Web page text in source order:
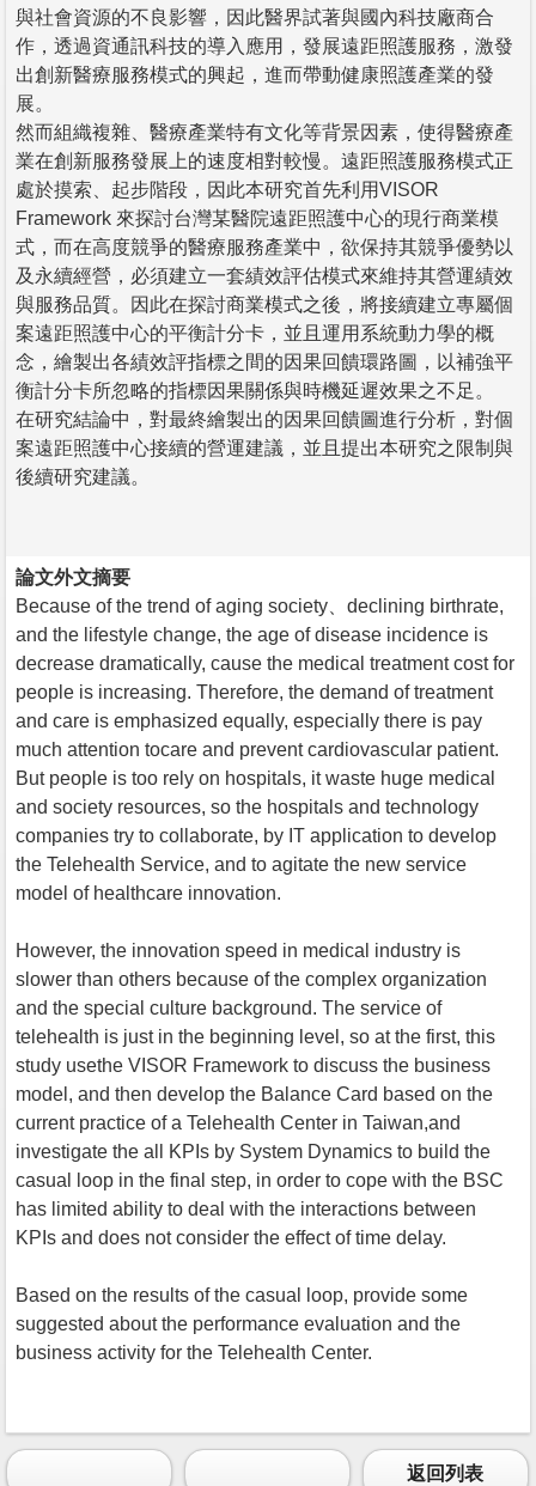
與社會資源的不良影響，因此醫界試著與國內科技廠商合
作，透過資通訊科技的導入應用，發展遠距照護服務，激發
出創新醫療服務模式的興起，進而帶動健康照護產業的發
展。
然而組織複雜、醫療產業特有文化等背景因素，使得醫療產
業在創新服務發展上的速度相對較慢。遠距照護服務模式正
處於摸索、起步階段，因此本研究首先利用VISOR
Framework 來探討台灣某醫院遠距照護中心的現行商業模
式，而在高度競爭的醫療服務產業中，欲保持其競爭優勢以
及永續經營，必須建立一套績效評估模式來維持其營運績效
與服務品質。因此在探討商業模式之後，將接續建立專屬個
案遠距照護中心的平衡計分卡，並且運用系統動力學的概
念，繪製出各績效評指標之間的因果回饋環路圖，以補強平
衡計分卡所忽略的指標因果關係與時機延遲效果之不足。
在研究結論中，對最終繪製出的因果回饋圖進行分析，對個
案遠距照護中心接續的營運建議，並且提出本研究之限制與
後續研究建議。
論文外文摘要
Because of the trend of aging society、declining birthrate,
and the lifestyle change, the age of disease incidence is
decrease dramatically, cause the medical treatment cost for
people is increasing. Therefore, the demand of treatment
and care is emphasized equally, especially there is pay
much attention tocare and prevent cardiovascular patient.
But people is too rely on hospitals, it waste huge medical
and society resources, so the hospitals and technology
companies try to collaborate, by IT application to develop
the Telehealth Service, and to agitate the new service
model of healthcare innovation.
However, the innovation speed in medical industry is
slower than others because of the complex organization
and the special culture background. The service of
telehealth is just in the beginning level, so at the first, this
study usethe VISOR Framework to discuss the business
model, and then develop the Balance Card based on the
current practice of a Telehealth Center in Taiwan,and
investigate the all KPIs by System Dynamics to build the
casual loop in the final step, in order to cope with the BSC
has limited ability to deal with the interactions between
KPIs and does not consider the effect of time delay.
Based on the results of the casual loop, provide some
suggested about the performance evaluation and the
business activity for the Telehealth Center.
返回列表